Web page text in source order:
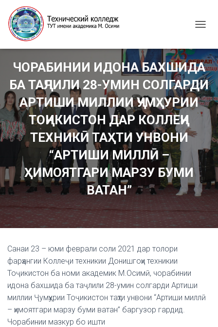
G
G
L
E
N
A
V
I
I
O
N
ЧОРАБИНИИ ИДОНА БАХШИДА
БА ТАҶЛИЛИ 28-УМИН СОЛГАРДИ
АРТИШИ МИЛЛИИ ҶУМҲУРИИ
ТОҶИКИСТОН ДАР КОЛЛЕҶИ
ТЕХНИКӢ ТАҲТИ УНВОНИ
“АРТИШИ МИЛЛӢ –
ҲИМОЯТГАРИ МАРЗУ БУМИ
ВАТАН”
Санаи 23 – юми феврали соли 2021 дар толори
фарҳангии Коллеҷи техникии Донишгоҳи техникии
Тоҷикистон ба номи академик М.Осимӣ, чорабинии
идона бахшида ба таҷлили 28-умин солгарди Артиши
миллии Ҷумҳурии Тоҷикистон таҳти унвони “Артиши миллӣ
– ҳимоятгари марзу буми ватан” баргузор гардид.
Чорабинии мазкур бо ишти